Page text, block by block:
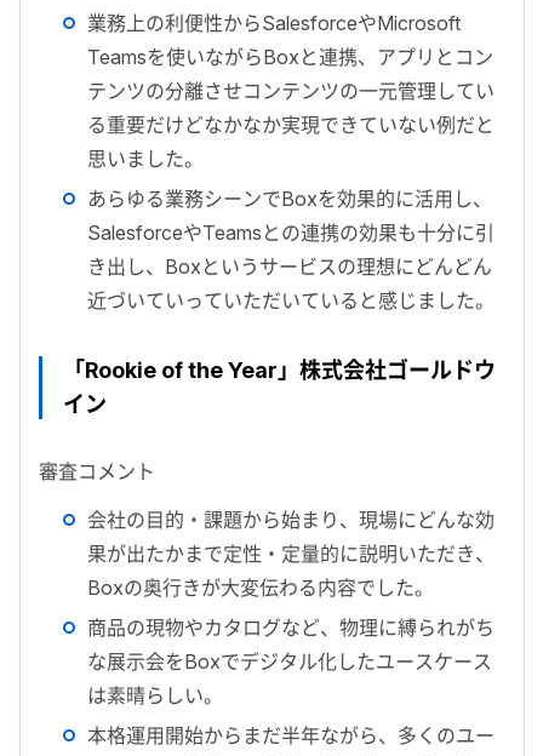
業務上の利便性からSalesforceやMicrosoft
Teamsを使いながらBoxと連携、アプリとコン
テンツの分離させコンテンツの一元管理してい
る重要だけどなかなか実現できていない例だと
思いました。
あらゆる業務シーンでBoxを効果的に活用し、
SalesforceやTeamsとの連携の効果も十分に引
き出し、Boxというサービスの理想にどんどん
近づいていっていただいていると感じました。
「Rookie of the Year」株式会社ゴールドウ
イン
審査コメント
会社の目的・課題から始まり、現場にどんな効
果が出たかまで定性・定量的に説明いただき、
Boxの奥行きが大変伝わる内容でした。
商品の現物やカタログなど、物理に縛られがち
な展示会をBoxでデジタル化したユースケース
は素晴らしい。
本格運用開始からまだ半年ながら、多くのユー